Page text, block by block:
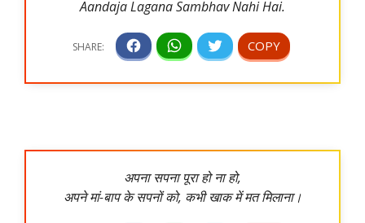
Aandaja Lagana Sambhav Nahi Hai.
अपना सपना पूरा हो ना हो,
अपने मां-बाप के सपनों को, कभी खाक में मत मिलाना।